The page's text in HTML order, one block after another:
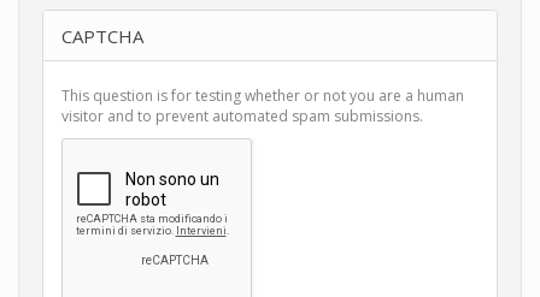
CAPTCHA
This question is for testing whether or not you are a human
visitor and to prevent automated spam submissions.